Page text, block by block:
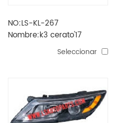
NO:LS-KL-267
Nombre:k3 cerato'17
cabeza lampara led
Seleccionar